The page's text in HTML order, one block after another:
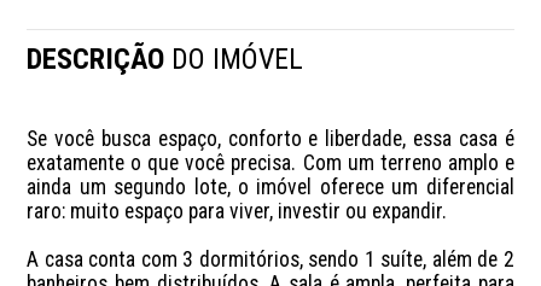
DESCRIÇÃO DO IMÓVEL
Se você busca espaço, conforto e liberdade, essa casa é
exatamente o que você precisa. Com um terreno amplo e
ainda um segundo lote, o imóvel oferece um diferencial
raro: muito espaço para viver, investir ou expandir.
A casa conta com 3 dormitórios, sendo 1 suíte, além de 2